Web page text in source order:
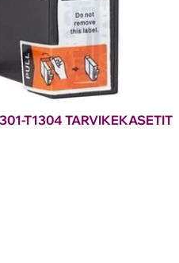
T1304 TARVIKEKASETIT